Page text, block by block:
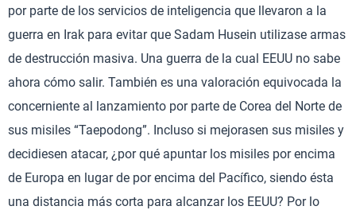
por parte de los servicios de inteligencia que llevaron a la
guerra en Irak para evitar que Sadam Husein utilizase armas
de destrucción masiva. Una guerra de la cual EEUU no sabe
ahora cómo salir. También es una valoración equivocada la
concerniente al lanzamiento por parte de Corea del Norte de
sus misiles “Taepodong”. Incluso si mejorasen sus misiles y
decidiesen atacar, ¿por qué apuntar los misiles por encima
de Europa en lugar de por encima del Pacífico, siendo ésta
una distancia más corta para alcanzar los EEUU? Por lo